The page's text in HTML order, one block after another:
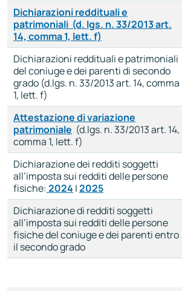
Dichiarazioni reddituali e
patrimoniali (d. lgs. n. 33/2013 art.
14, comma 1, lett. f)
Dichiarazioni reddituali e patrimoniali
del coniuge e dei parenti di secondo
grado (d.lgs. n. 33/2013 art. 14, comma
1, lett. f)
Attestazione di variazione
patrimoniale (d.lgs. n. 33/2013 art. 14,
comma 1, lett. f)
Dichiarazione dei redditi soggetti
all’imposta sui redditi delle persone
fisiche:2024 |2025
Dichiarazione di redditi soggetti
all’imposta sui redditi delle persone
fisiche del coniuge e dei parenti entro
il secondo grado